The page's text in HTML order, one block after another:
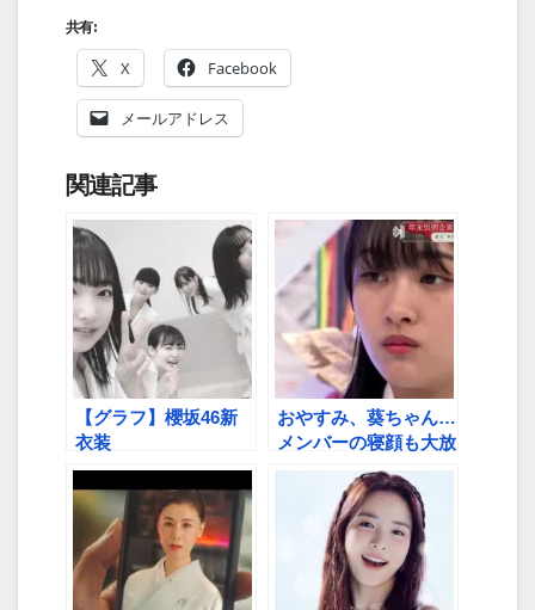
共有:
X Facebook
メールアドレス
関連記事
【グラフ】櫻坂46新
衣装
おやすみ、葵ちゃん…
メンバーの寝顔も大放